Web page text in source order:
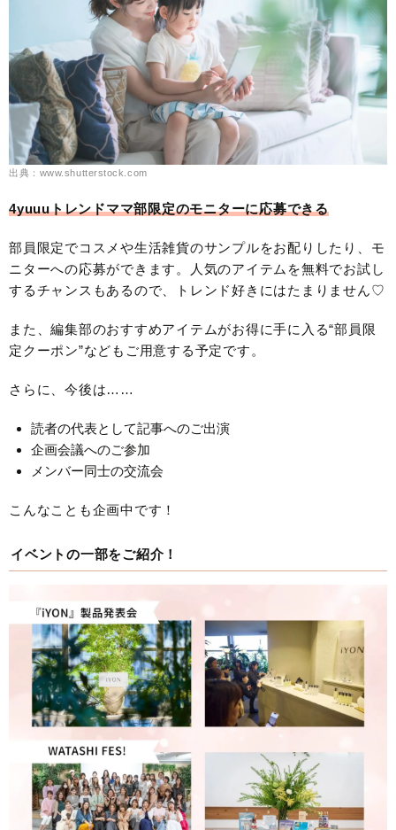
出典：www.shutterstock.com
4yuuuトレンドママ部限定のモニターに応募できる
部員限定でコスメや生活雑貨のサンプルをお配りしたり、モ
ニターへの応募ができます。人気のアイテムを無料でお試し
するチャンスもあるので、トレンド好きにはたまりません♡
また、編集部のおすすめアイテムがお得に手に入る“部員限
定クーポン”などもご用意する予定です。
さらに、今後は……
読者の代表として記事へのご出演
企画会議へのご参加
メンバー同士の交流会
こんなことも企画中です！
イベントの一部をご紹介！